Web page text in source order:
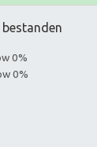
0%
0%